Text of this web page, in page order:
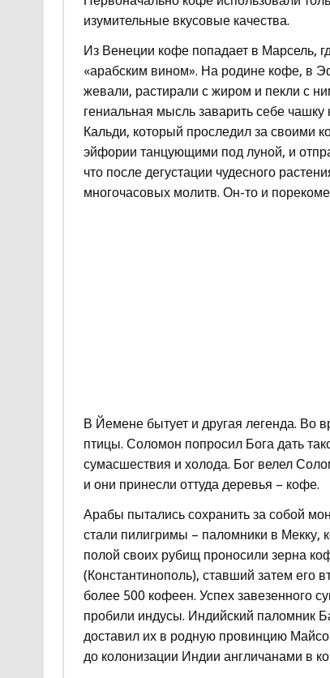
изумительные вкусовые качества.
Из Венеции кофе попадает в Марсель,
«арабским вином». На родине кофе, в
жевали, растирали с жиром и пекли с
гениальная мысль заварить себе
Кальди, который проследил за своими
эйфории танцующими под луной, и
что после дегустации чудесного
многочасовых молитв. Он-то и
В Йемене бытует и другая легенда.
птицы. Соломон попросил Бога дать
сумасшествия и холода. Бог велел
и они принесли оттуда деревья – кофе.
Арабы пытались сохранить за собой
стали пилигримы – паломники в Мекку,
полой своих рубищ проносили зерна
(Константинополь), ставший затем его
более 500 кофеен. Успех завезенного
пробили индусы. Индийский паломник
доставил их в родную провинцию
до колонизации Индии англичанами в